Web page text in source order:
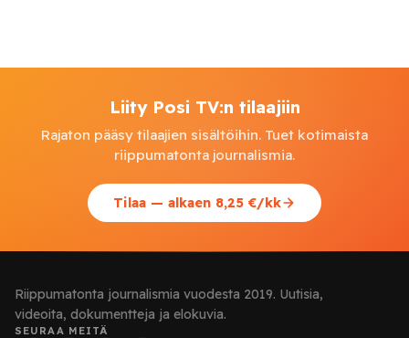
Liity Posi TV:n tilaajiin
Rajaton pääsy tilaajien sisältöihin. Tuet kotimaista
riippumatonta journalismia.
Tilaa — alkaen 8,25 €/kk
Riippumatonta journalismia vuodesta 2019. Uutisia,
videoita, dokumentteja ja elokuvia.
SEURAA MEITÄ